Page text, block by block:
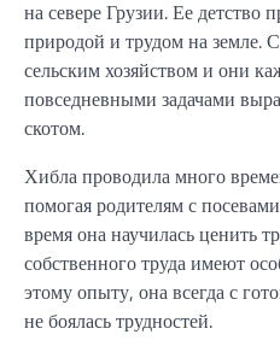
на севере Грузии. Ее детство
природой и трудом на земле.
сельским хозяйством и они
повседневными задачами
скотом.
Хибла проводила много
помогая родителям с
время она научилась ценить
собственного труда имеют
этому опыту, она всегда с
не боялась трудностей.